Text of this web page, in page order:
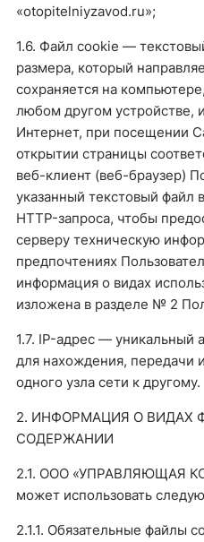
«otopitelniyzavod.ru»;
1.6. Файл сookie —
размера, который
сохраняется на
любом другом устройстве,
Интернет, при посещении
открытии страницы
веб-клиент (веб-браузер)
указанный текстовый файл
HTTP-запроса, чтобы
серверу техническую
предпочтениях
информация о видах
изложена в разделе № 2
1.7. IP-адрес — уникальный
для нахождения, передачи
одного узла сети к другому.
2. ИНФОРМАЦИЯ О ВИДАХ
СОДЕРЖАНИИ
2.1. ООО «УПРАВЛЯЮЩАЯ
может использовать
2.1.1. Обязательные файлы